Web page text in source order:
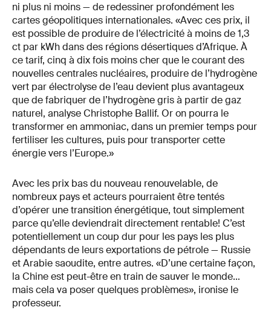
ni plus ni moins — de redessiner profondément les
cartes géopolitiques internationales. «Avec ces prix, il
est possible de produire de l’électricité à moins de 1,3
ct par kWh dans des régions désertiques d’Afrique. À
ce tarif, cinq à dix fois moins cher que le courant des
nouvelles centrales nucléaires, produire de l’hydrogène
vert par électrolyse de l’eau devient plus avantageux
que de fabriquer de l’hydrogène gris à partir de gaz
naturel, analyse Christophe Ballif. Or on pourra le
transformer en ammoniac, dans un premier temps pour
fertiliser les cultures, puis pour transporter cette
énergie vers l’Europe.»
Avec les prix bas du nouveau renouvelable, de
nombreux pays et acteurs pourraient être tentés
d’opérer une transition énergétique, tout simplement
parce qu’elle deviendrait directement rentable! C’est
potentiellement un coup dur pour les pays les plus
dépendants de leurs exportations de pétrole — Russie
et Arabie saoudite, entre autres. «D’une certaine façon,
la Chine est peut-être en train de sauver le monde…
mais cela va poser quelques problèmes», ironise le
professeur.